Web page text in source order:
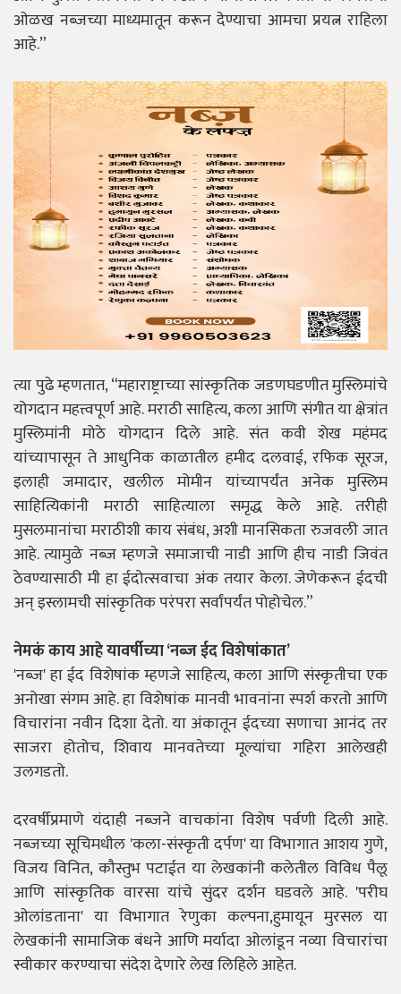
ओळख नब्जच्या माध्यमातून करून देण्याचा आमचा प्रयत्न राहिला
आहे.”
त्या पुढे म्हणतात, “महाराष्ट्राच्या सांस्कृतिक जडणघडणीत मुस्लिमांचे
योगदान महत्त्वपूर्ण आहे. मराठी साहित्य, कला आणि संगीत या क्षेत्रांत
मुस्लिमांनी मोठे योगदान दिले आहे. संत कवी शेख महंमद
यांच्यापासून ते आधुनिक काळातील हमीद दलवाई, रफिक सूरज,
इलाही जमादार, खलील मोमीन यांच्यापर्यंत अनेक मुस्लिम
साहित्यिकांनी मराठी साहित्याला समृद्ध केले आहे. तरीही
मुसलमानांचा मराठीशी काय संबंध, अशी मानसिकता रुजवली जात
आहे. त्यामुळे नब्ज म्हणजे समाजाची नाडी आणि हीच नाडी जिवंत
ठेवण्यासाठी मी हा ईदोत्सवाचा अंक तयार केला. जेणेकरून ईदची
अन् इस्लामची सांस्कृतिक परंपरा सर्वांपर्यंत पोहोचेल.”
नेमकं काय आहे यावर्षीच्या ‘नब्ज ईद विशेषांकात’
'नब्ज' हा ईद विशेषांक म्हणजे साहित्य, कला आणि संस्कृतीचा एक
अनोखा संगम आहे. हा विशेषांक मानवी भावनांना स्पर्श करतो आणि
विचारांना नवीन दिशा देतो. या अंकातून ईदच्या सणाचा आनंद तर
साजरा होतोच, शिवाय मानवतेच्या मूल्यांचा गहिरा आलेखही
उलगडतो.
दरवर्षीप्रमाणे यंदाही नब्जने वाचकांना विशेष पर्वणी दिली आहे.
नब्जच्या सूचिमधील 'कला-संस्कृती दर्पण' या विभागात आशय गुणे,
विजय विनित, कौस्तुभ पटाईत या लेखकांनी कलेतील विविध पैलू
आणि सांस्कृतिक वारसा यांचे सुंदर दर्शन घडवले आहे. 'परीघ
ओलांडताना' या विभागात रेणुका कल्पना,हुमायून मुरसल या
लेखकांनी सामाजिक बंधने आणि मर्यादा ओलांडून नव्या विचारांचा
स्वीकार करण्याचा संदेश देणारे लेख लिहिले आहेत.